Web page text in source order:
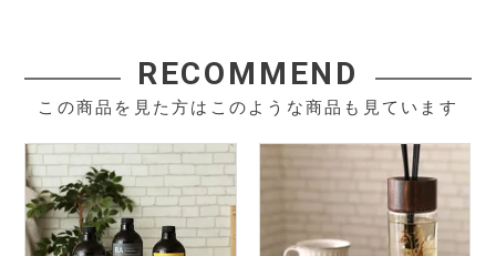
RECOMMEND
この商品を見た方はこのような商品も見ています